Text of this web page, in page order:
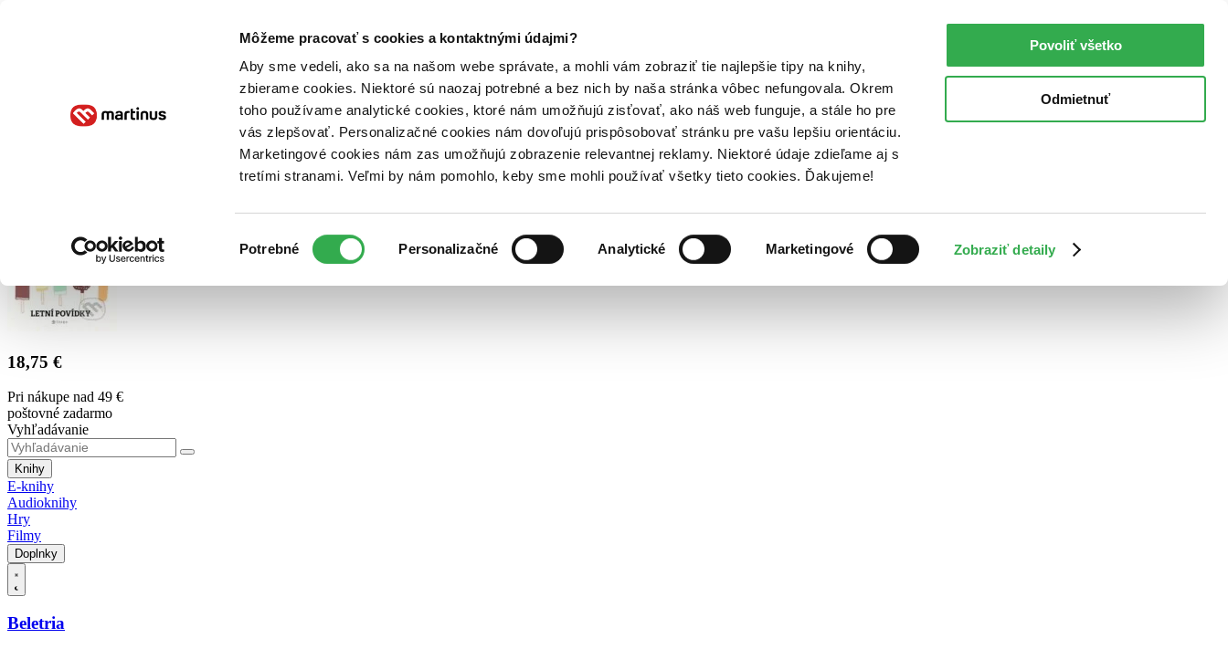
Môžeme pracovať s cookies a kontaktnými údajmi?
Aby sme vedeli, ako sa na našom webe správate, a mohli vám zobraziť tie najlepšie tipy na knihy,
zbierame cookies. Niektoré sú naozaj potrebné a bez nich by naša stránka vôbec nefungovala. Okrem
toho používame analytické cookies, ktoré nám umožňujú zisťovať, ako náš web funguje, a stále ho pre
vás zlepšovať. Personalizačné cookies nám dovoľujú prispôsobovať stránku pre vašu lepšiu orientáciu.
Marketingové cookies nám zas umožňujú zobrazenie relevantnej reklamy. Niektoré údaje zdieľame aj s
tretími stranami. Veľmi by nám pomohlo, keby sme mohli používať všetky tieto cookies. Ďakujeme!
súhlasu
Potrebné Personalizačné Analytické Marketingové Zobraziť detaily
Povoliť všetko
Odmietnuť
Poukážky Kontakt
18,75 €
Pri nákupe nad 49 €
poštovné zadarmo
Vyhľadávanie
Knihy
E-knihy
Audioknihy
Hry
Filmy
Doplnky
Beletria